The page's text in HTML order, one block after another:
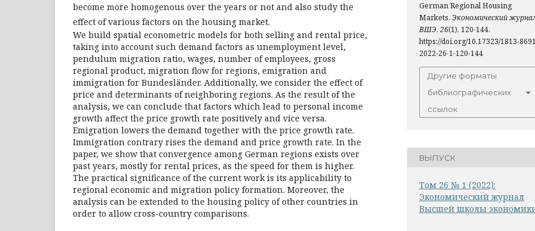
become more homogenous over the years or not and also study the
effect of various factors on the housing market.
We build spatial econometric models for both selling and rental price,
taking into account such demand factors as unemployment level,
pendulum migration ratio, wages, number of employees, gross
regional product, migration flow for regions, emigration and
immigration for Bundesländer. Additionally, we consider the effect of
price and determinants of neighboring regions. As the result of the
analysis, we can conclude that factors which lead to personal income
growth affect the price growth rate positively and vice versa.
Emigration lowers the demand together with the price growth rate.
Immigration contrary rises the demand and price growth rate. In the
paper, we show that convergence among German regions exists over
past years, mostly for rental prices, as the speed for them is higher.
The practical significance of the current work is its applicability to
regional economic and migration policy formation. Moreover, the
analysis can be extended to the housing policy of other countries in
order to allow cross-country comparisons.
German Regional Housing
Markets. Экономический
ВШЭ, 26(1), 120-144.
https://doi.org/10.17323/1813-
2022-26-1-120-144
Другие форматы
библиографических
ссылок
ВЫПУСК
Том 26 № 1 (2022):
Экономический журнал
Высшей школы